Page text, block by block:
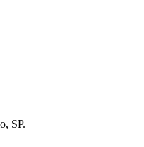
SP.